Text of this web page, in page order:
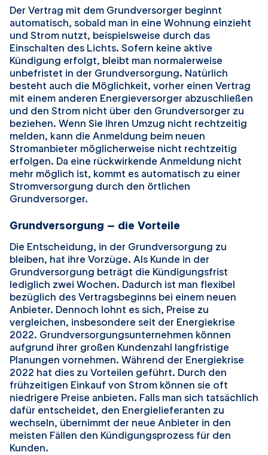
Der Vertrag mit dem Grundversorger beginnt
automatisch, sobald man in eine Wohnung einzieht
und Strom nutzt, beispielsweise durch das
Einschalten des Lichts. Sofern keine aktive
Kündigung erfolgt, bleibt man normalerweise
unbefristet in der Grundversorgung. Natürlich
besteht auch die Möglichkeit, vorher einen Vertrag
mit einem anderen Energieversorger abzuschließen
und den Strom nicht über den Grundversorger zu
beziehen. Wenn Sie Ihren Umzug nicht rechtzeitig
melden, kann die Anmeldung beim neuen
Stromanbieter möglicherweise nicht rechtzeitig
erfolgen. Da eine rückwirkende Anmeldung nicht
mehr möglich ist, kommt es automatisch zu einer
Stromversorgung durch den örtlichen
Grundversorger.
Grundversorgung – die Vorteile
Die Entscheidung, in der Grundversorgung zu
bleiben, hat ihre Vorzüge. Als Kunde in der
Grundversorgung beträgt die Kündigungsfrist
lediglich zwei Wochen. Dadurch ist man flexibel
bezüglich des Vertragsbeginns bei einem neuen
Anbieter. Dennoch lohnt es sich, Preise zu
vergleichen, insbesondere seit der Energiekrise
2022. Grundversorgungsunternehmen können
aufgrund ihrer großen Kundenzahl langfristige
Planungen vornehmen. Während der Energiekrise
2022 hat dies zu Vorteilen geführt. Durch den
frühzeitigen Einkauf von Strom können sie oft
niedrigere Preise anbieten. Falls man sich tatsächlich
dafür entscheidet, den Energielieferanten zu
wechseln, übernimmt der neue Anbieter in den
meisten Fällen den Kündigungsprozess für den
Kunden.